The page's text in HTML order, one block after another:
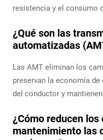
resistencia y el consumo
¿Qué son las
automatizadas
Las AMT eliminan los
preservan la economía
del conductor y
¿Cómo reducen los
mantenimiento las